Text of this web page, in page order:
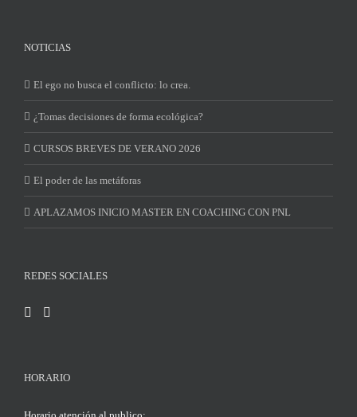
NOTICIAS
El ego no busca el conflicto: lo crea.
¿Tomas decisiones de forma ecológica?
CURSOS BREVES DE VERANO 2026
El poder de las metáforas
APLAZAMOS INICIO MASTER EN COACHING CON PNL
REDES SOCIALES
HORARIO